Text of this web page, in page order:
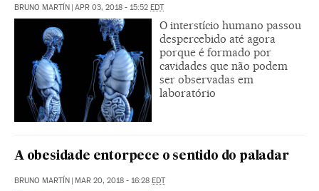
BRUNO MARTÍN APR 03, 2018 - 15:52 EDT
O interstício humano passou
despercebido até agora
porque é formado por
cavidades que não podem
ser observadas em
laboratório
A obesidade entorpece o sentido do paladar
BRUNO MARTÍN MAR 20, 2018 - 16:28 EDT